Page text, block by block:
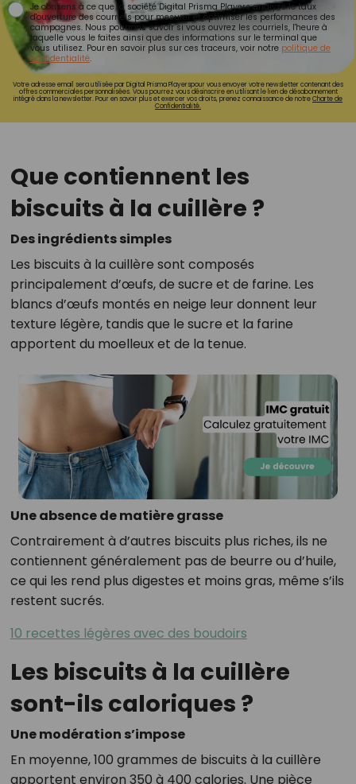
Je consens à ce que la société Digital Prisma Players analyse le taux
d'ouverture des courriels pour mesurer et optimiser les performances des
campagnes. Nous pourrons savoir si vous ouvrez les courriels, l'heure à
laquelle vous le faites ainsi que des informations sur le terminal que
vous utilisez. Pour en savoir plus sur ces traceurs, voir notre politique de
confidentialité.
Votre adresse email sera utilisée par Digital Prisma Playerspour vous envoyer votre newsletter contenant des
offres commerciales personnalisées. Vous pourrez vous désinscrire en utilisant le lien de désabonnement
intégré dans la newsletter. Pour en savoir plus et exercer vos droits, prenez connaissance de notreCharte de
Confidentialité.
Que contiennent les
biscuits à la cuillère ?
Des ingrédients simples
Les biscuits à la cuillère sont composés
principalement d’œufs, de sucre et de farine. Les
blancs d’œufs montés en neige leur donnent leur
texture légère, tandis que le sucre et la farine
apportent du moelleux et de la tenue.
Une absence de matière grasse
Contrairement à d’autres biscuits plus riches, ils ne
contiennent généralement pas de beurre ou d’huile,
ce qui les rend plus digestes et moins gras, même s’ils
restent sucrés.
10 recettes légères avec des boudoirs
Les biscuits à la cuillère
sont-ils caloriques ?
Une modération s’impose
En moyenne, 100 grammes de biscuits à la cuillère
apportent environ 350 à 400 calories. Une pièce